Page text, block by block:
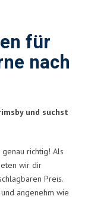
für
nach
und suchst
richtig! Als
wir dir
Preis.
angenehm wie